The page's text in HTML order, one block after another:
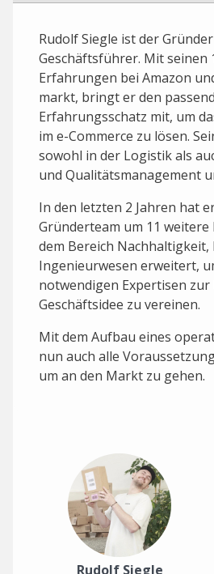
Rudolf Siegle ist der
Geschäftsführer. Mit seinen
Erfahrungen bei Amazon
markt, bringt er den
Erfahrungsschatz mit, um
im e-Commerce zu lösen.
sowohl in der Logistik als
und Qualitätsmanagement
In den letzten 2 Jahren hat
Gründerteam um 11 weitere
dem Bereich Nachhaltigkeit,
Ingenieurwesen erweitert,
notwendigen Expertisen
Geschäftsidee zu vereinen.
Mit dem Aufbau eines
nun auch alle
um an den Markt zu gehen.
Rudolf Siegle